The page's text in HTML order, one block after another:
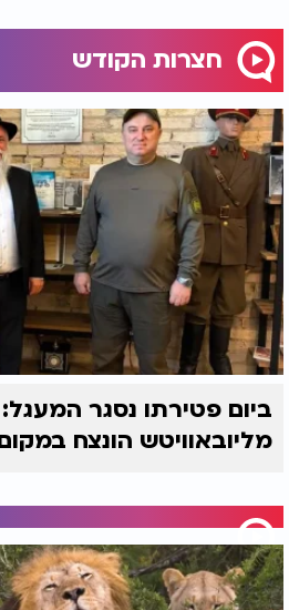
חצרות הקודש
ביום פטירתו נסגר
מליובאוויטש הונצח